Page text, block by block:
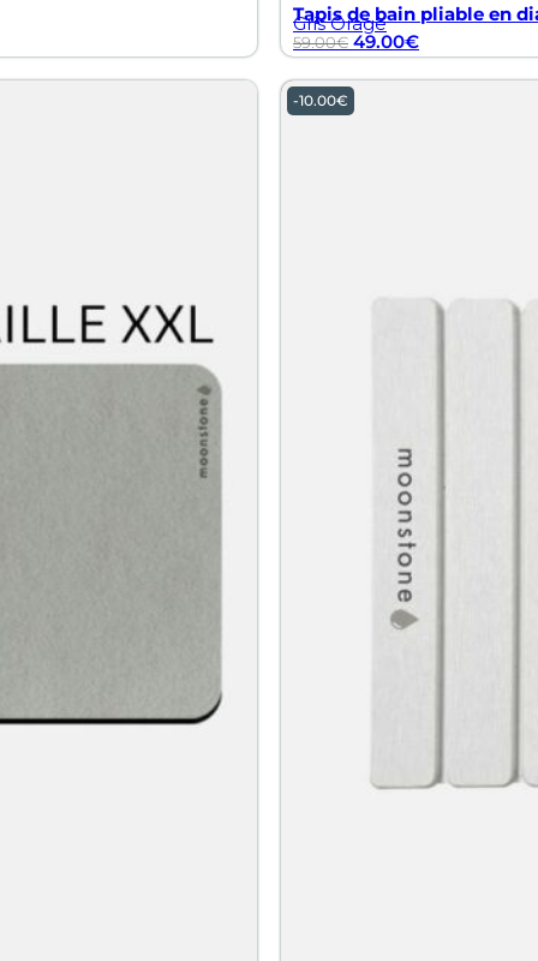
Tapis de bain pliable en
Gris Orage
59.00€ 49.00€
-10.00€